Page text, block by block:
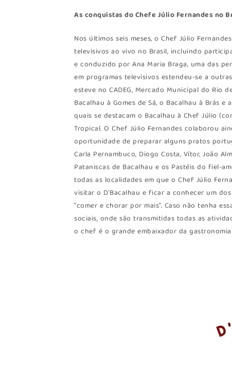
As conquistas do Chefe Júlio Fernandes no
Nos últimos seis meses, o Chef Júlio
televisivos ao vivo no Brasil, incluindo
e conduzido por Ana Maria Braga, uma das
em programas televisivos estendeu-se a
esteve no CADEG, Mercado Municipal do
Bacalhau à Gomes de Sá, o Bacalhau à Brás
quais se destacam o Bacalhau à Chef Júlio
Tropical. O Chef Júlio Fernandes colaborou
oportunidade de preparar alguns pratos
Carla Pernambuco, Diogo Costa, Vítor, João
Pataniscas de Bacalhau e os Pastéis do fiel-
todas as localidades em que o Chef Júlio
visitar o D’Bacalhau e ficar a conhecer um
“comer e chorar por mais”. Caso não tenha
sociais, onde são transmitidas todas as
o chef é o grande embaixador da